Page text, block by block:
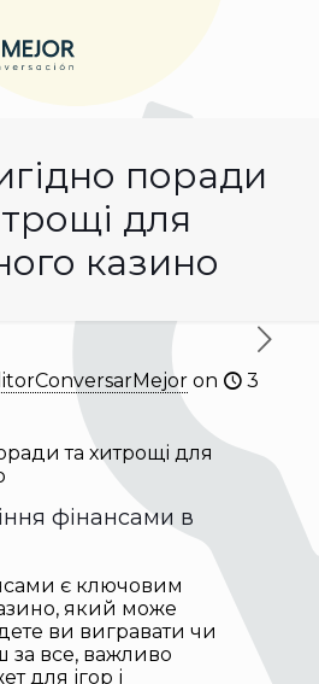
поради
для
казино
on
3
та хитрощі для
фінансами в
є ключовим
який може
ви вигравати чи
за все, важливо
для ігор і